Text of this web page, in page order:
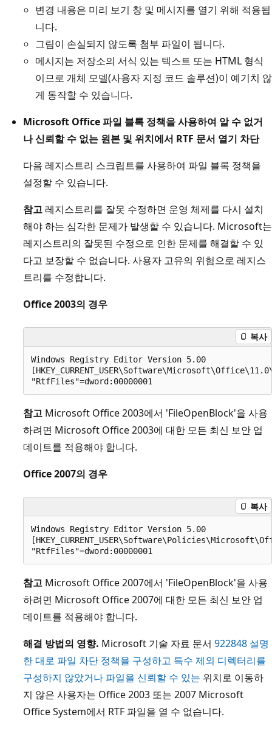
변경 내용은 미리 보기 창 및 메시지를 열기 위해 적용됩
니다.
그림이 손실되지 않도록 첨부 파일이 됩니다.
메시지는 저장소의 서식 있는 텍스트 또는 HTML 형식
이므로 개체 모델(사용자 지정 코드 솔루션)이 예기치 않
게 동작할 수 있습니다.
Microsoft Office 파일 블록 정책을 사용하여 알 수 없거
나 신뢰할 수 없는 원본 및 위치에서 RTF 문서 열기 차단
다음 레지스트리 스크립트를 사용하여 파일 블록 정책을
설정할 수 있습니다.
참고 레지스트리를 잘못 수정하면 운영 체제를 다시 설치
해야 하는 심각한 문제가 발생할 수 있습니다. Microsoft는
레지스트리의 잘못된 수정으로 인한 문제를 해결할 수 있
다고 보장할 수 없습니다. 사용자 고유의 위험으로 레지스
트리를 수정합니다.
Office 2003의 경우
복사
Windows Registry Editor Version 5.00
참고 Microsoft Office 2003에서 'FileOpenBlock'을 사용
하려면 Microsoft Office 2003에 대한 모든 최신 보안 업
데이트를 적용해야 합니다.
Office 2007의 경우
복사
Windows Registry Editor Version 5.00
참고 Microsoft Office 2007에서 'FileOpenBlock'을 사용
하려면 Microsoft Office 2007에 대한 모든 최신 보안 업
데이트를 적용해야 합니다.
해결 방법의 영향. Microsoft 기술 자료 문서 922848 설명
한 대로 파일 차단 정책을 구성하고 특수 제외 디렉터리를
구성하지 않았거나 파일을 신뢰할 수 있는 위치로 이동하
지 않은 사용자는 Office 2003 또는 2007 Microsoft
Office System에서 RTF 파일을 열 수 없습니다.